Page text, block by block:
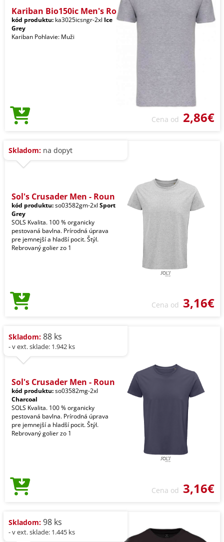
Kariban Bio150ic Men's Ro
kód produktu: ka3025icsngr-2xl Ice
Grey
Kariban Pohlavie: Muži
Cena od 2,86€
Skladom: na dopyt
Sol's Crusader Men - Roun
kód produktu:so03582gm-2xl Sport
Grey
SOLS Kvalita. 100 % organicky
pestovaná bavlna. Prírodná úprava
pre jemnejší a hladší pocit. Štýl.
Rebrovaný golier zo 1
Cena od 3,16€
Skladom: 88 ks
- v ext. sklade: 1.942 ks
Sol's Crusader Men - Roun
kód produktu:so03582mg-2xl
Charcoal
SOLS Kvalita. 100 % organicky
pestovaná bavlna. Prírodná úprava
pre jemnejší a hladší pocit. Štýl.
Rebrovaný golier zo 1
Cena od 3,16€
Skladom: 98 ks
- v ext. sklade: 1.445 ks